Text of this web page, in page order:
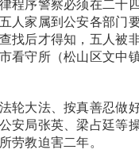
人家属到公安各部门
找后才得知，五人被
看守所（松山区文中
轮大法、按真善忍做
安局张英、梁占廷等
劳教迫害二年。